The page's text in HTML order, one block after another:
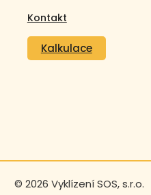
Kontakt
Kalkulace
© 2026 Vyklízení SOS, s.r.o.